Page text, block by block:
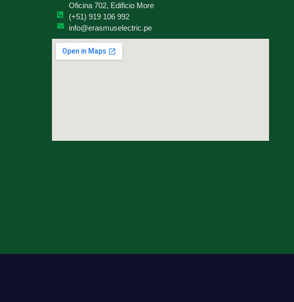
Oficina 702, Edificio More
(+51) 919 106 992
info@erasmuselectric.pe